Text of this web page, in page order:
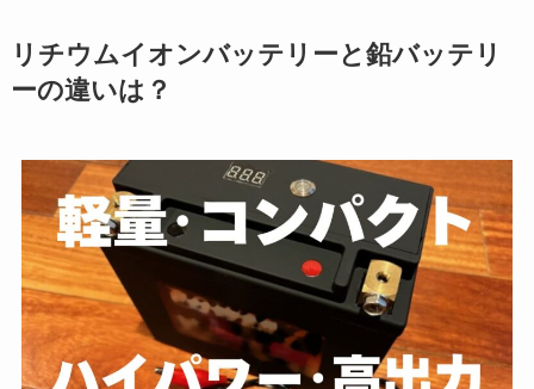
リチウムイオンバッテリーと鉛バッテリ
ーの違いは？